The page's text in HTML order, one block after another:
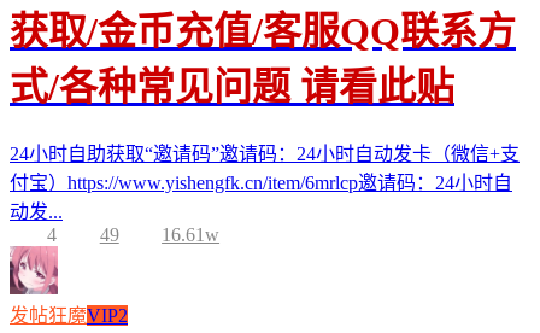
获取/金币充值/客服QQ联系方
式/各种常见问题 请看此贴
24小时自助获取“邀请码”邀请码：24小时自动发卡（微信+支
付宝）https://www.yishengfk.cn/item/6mrlcp邀请码：24小时自
动发...
4
49 16.61w
发帖狂魔VIP2